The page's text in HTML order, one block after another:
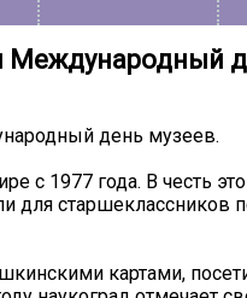
Международный
день музеев.
с 1977 года. В честь
для старшеклассников
картами,